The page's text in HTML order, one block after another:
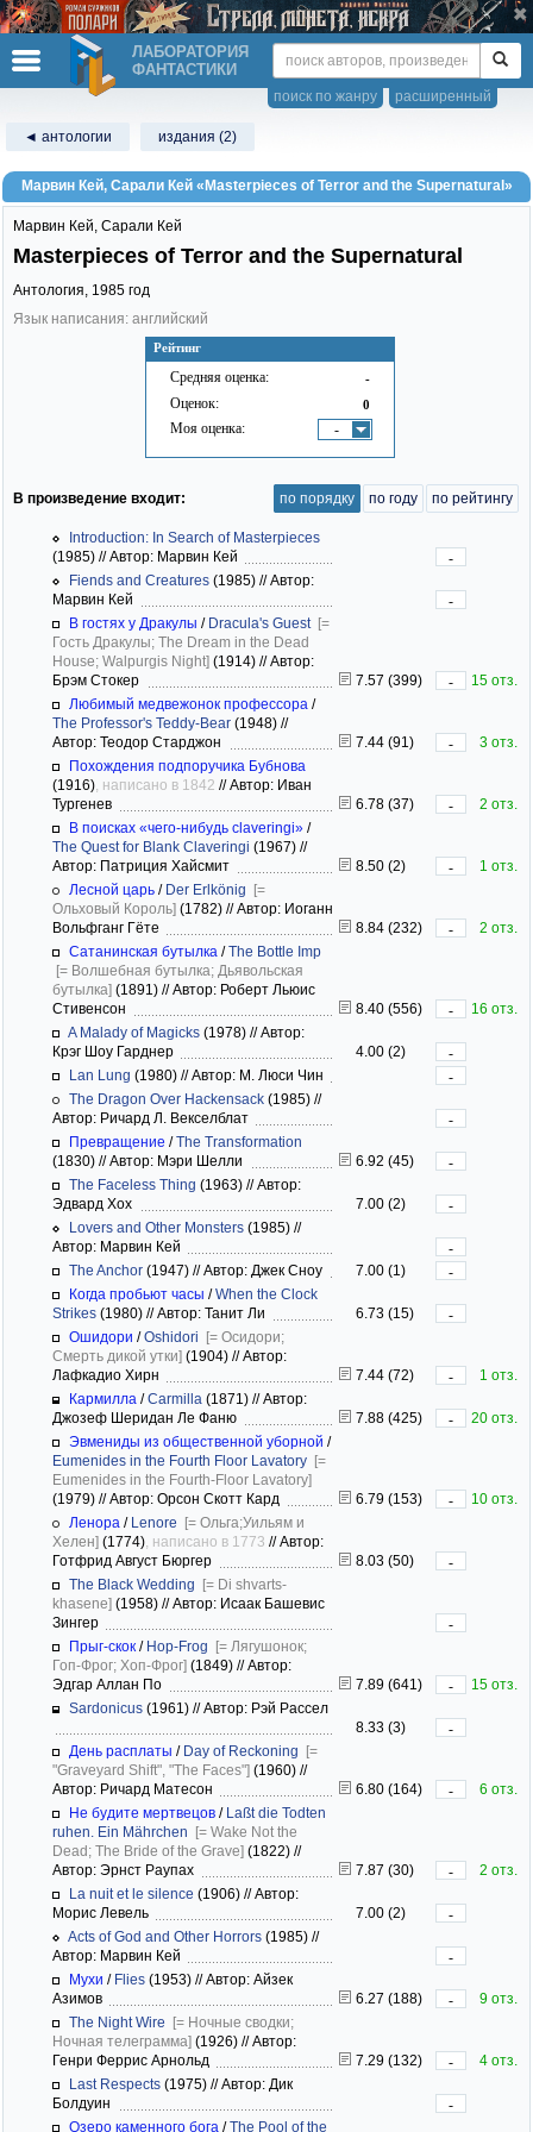
ЛАБОРАТОРИЯ
ФАНТАСТИКИ
расширенный
поиск по жанру
◄ антологии издания (2)
Марвин Кей, Сарали Кей «Masterpieces of Terror and the Supernatural»
Рейтинг
Средняя оценка: -
Оценок: 0
Моя оценка: -
Марвин Кей, Сарали Кей
Masterpieces of Terror and the Supernatural
Антология, 1985 год
Язык написания: английский
В произведение входит: по порядку по году по рейтингу
Introduction: In Search of Masterpieces
(1985) //Автор: Марвин Кей
-
Fiends and Creatures (1985) //Автор:
Марвин Кей
-
В гостях у Дракулы / Dracula's Guest [=
Гость Дракулы; The Dream in the Dead
House; Walpurgis Night] (1914) //Автор:
Брэм Стокер
7.57 (399) -
15 отз.
Любимый медвежонок профессора /
The Professor's Teddy-Bear (1948) //
Автор: Теодор Старджон
7.44 (91) -
3 отз.
Похождения подпоручика Бубнова
(1916) , написано в 1842 //Автор: Иван
Тургенев
6.78 (37) -
2 отз.
В поисках «чего-нибудь claveringi» /
The Quest for Blank Claveringi (1967) //
Автор: Патриция Хайсмит
8.50 (2) -
1 отз.
Лесной царь / Der Erlkönig [=
Ольховый Король] (1782) //Автор: Иоганн
Вольфганг Гёте
8.84 (232) -
2 отз.
Сатанинская бутылка /The Bottle Imp
[= Волшебная бутылка; Дьявольская
бутылка] (1891) //Автор: Роберт Льюис
Стивенсон
8.40 (556) -
16 отз.
A Malady of Magicks (1978) //Автор:
Крэг Шоу Гарднер
4.00 (2)
-
Lan Lung (1980) //Автор: М. Люси Чин
-
The Dragon Over Hackensack (1985) //
Автор: Ричард Л. Векселблат
-
Превращение /The Transformation
(1830) //Автор: Мэри Шелли 6.92 (45)
-
The Faceless Thing (1963) //Автор:
Эдвард Хох
7.00 (2)
-
Lovers and Other Monsters (1985) //
Автор: Марвин Кей
-
The Anchor (1947) //Автор: Джек Сноу 7.00 (1)
-
Когда пробьют часы /When the Clock
Strikes (1980) //Автор: Танит Ли 6.73 (15)
-
Ошидори /Oshidori [= Осидори;
Смерть дикой утки] (1904) //Автор:
Лафкадио Хирн
7.44 (72) -
1 отз.
Кармилла /Carmilla (1871) //Автор:
Джозеф Шеридан Ле Фаню
7.88 (425) -
20 отз.
Эвмениды из общественной уборной /
Eumenides in the Fourth Floor Lavatory [=
Eumenides in the Fourth-Floor Lavatory]
(1979) //Автор: Орсон Скотт Кард 6.79 (153) -
10 отз.
Ленора / Lenore [= Ольга;Уильям и
Хелен] (1774) , написано в 1773 //Автор:
Готфрид Август Бюргер
8.03 (50)
-
The Black Wedding [= Di shvarts-
khasene] (1958) //Автор: Исаак Башевис
Зингер
-
Прыг-скок / Hop-Frog [= Лягушонок;
Гоп-Фрог; Хоп-Фрог] (1849) //Автор:
Эдгар Аллан По
7.89 (641) -
15 отз.
Sardonicus (1961) //Автор: Рэй Рассел
8.33 (3)
-
День расплаты / Day of Reckoning [=
"Graveyard Shift", "The Faces"] (1960) //
Автор: Ричард Матесон
6.80 (164) -
6 отз.
Не будите мертвецов / Laßt die Todten
ruhen. Ein Mährchen [= Wake Not the
Dead; The Bride of the Grave] (1822) //
Автор: Эрнст Раупах
7.87 (30) -
2 отз.
La nuit et le silence (1906) //Автор:
Морис Левель
7.00 (2)
-
Acts of God and Other Horrors (1985) //
Автор: Марвин Кей
-
Мухи / Flies (1953) //Автор: Айзек
Азимов
6.27 (188) -
9 отз.
The Night Wire [= Ночные сводки;
Ночная телеграмма] (1926) //Автор:
Генри Феррис Арнольд
7.29 (132) -
4 отз.
Last Respects (1975) //Автор: Дик
Болдуин
-
Озеро каменного бога /The Pool of the